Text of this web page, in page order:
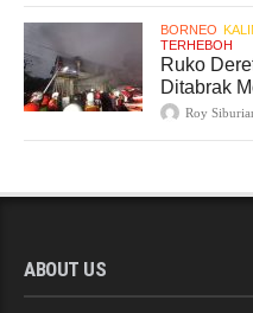
BORNEO
TERHEBOH
Ruko
Ditabrak
Roy
ABOUT US